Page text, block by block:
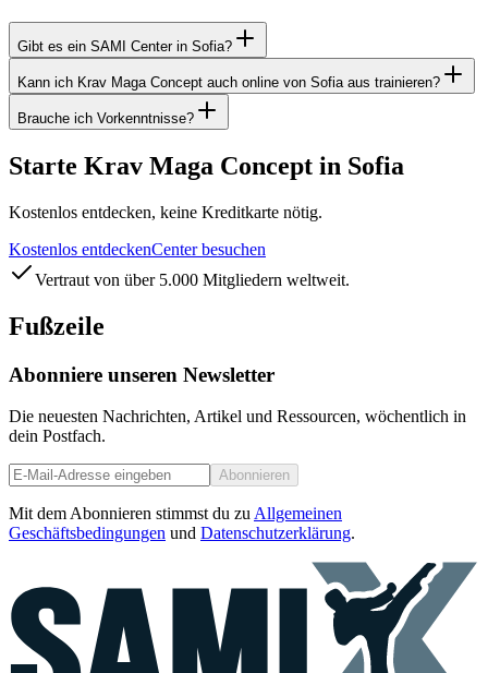
Gibt es ein SAMI Center in Sofia?
Kann ich Krav Maga Concept auch online von Sofia aus trainieren?
Brauche ich Vorkenntnisse?
Starte Krav Maga Concept in Sofia
Kostenlos entdecken, keine Kreditkarte nötig.
Kostenlos entdeckenCenter besuchen
Vertraut von über 5.000 Mitgliedern weltweit.
Fußzeile
Abonniere unseren Newsletter
Die neuesten Nachrichten, Artikel und Ressourcen, wöchentlich in
dein Postfach.
Abonnieren
Mit dem Abonnieren stimmst du zu Allgemeinen
Geschäftsbedingungen und Datenschutzerklärung.